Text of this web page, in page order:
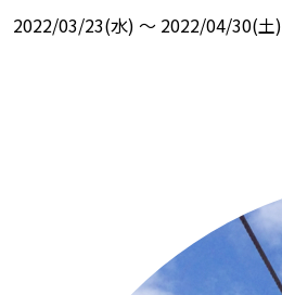
2022/03/23(水) ～ 2022/04/30(土)